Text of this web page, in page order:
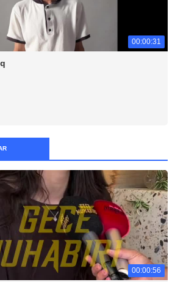
00:00:31
00:00:56